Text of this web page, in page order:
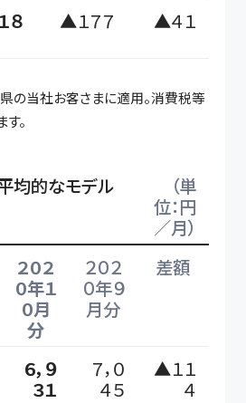
８ ▲１７７ ▲４１
の当社お客さまに適用。消費税等
。
均的なモデル
（単
位：円
／月）
２０２
０年１
０月
分
２０２
０年９
月分
差額
６，９
３１
７，０
４５
▲１１
４